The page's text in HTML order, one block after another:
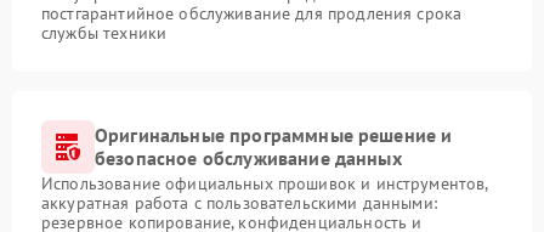
постгарантийное обслуживание для продления срока
службы техники
Оригинальные программные решение и
безопасное обслуживание данных
Использование официальных прошивок и инструментов,
аккуратная работа с пользовательскими данными:
резервное копирование, конфиденциальность и